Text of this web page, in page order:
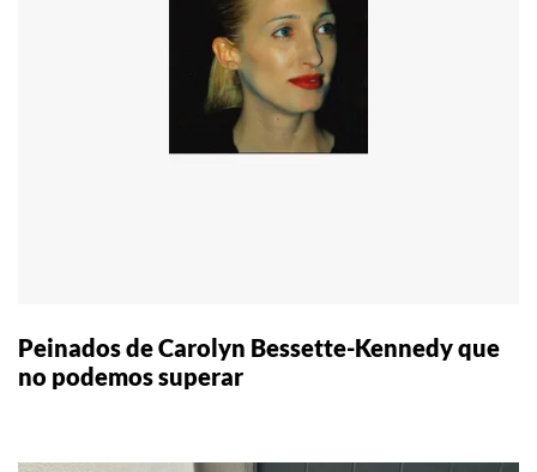
Peinados de Carolyn Bessette-Kennedy que
no podemos superar